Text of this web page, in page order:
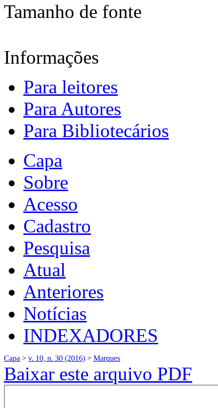
Tamanho de fonte
Informações
Para leitores
Para Autores
Para Bibliotecários
Capa
Sobre
Acesso
Cadastro
Pesquisa
Atual
Anteriores
Notícias
INDEXADORES
Capa > v. 10, n. 30 (2016) > Marques
Baixar este arquivo PDF